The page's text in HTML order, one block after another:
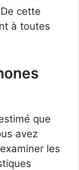
cette
à toutes
que
avez
les